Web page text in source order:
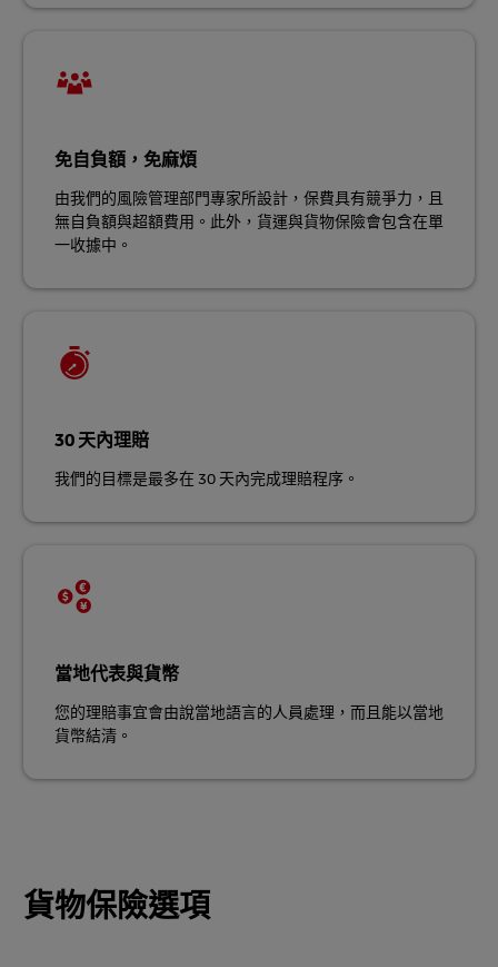
免自負額，免麻煩
由我們的風險管理部門專家所設計，保費具有競爭力，且
無自負額與超額費用。此外，貨運與貨物保險會包含在單
一收據中。
30 天內理賠
我們的目標是最多在 30 天內完成理賠程序。
當地代表與貨幣
您的理賠事宜會由說當地語言的人員處理，而且能以當地
貨幣結清。
貨物保險選項